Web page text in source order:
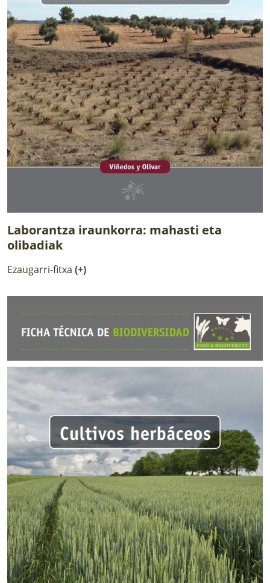
Laborantza iraunkorra: mahasti eta
olibadiak
Ezaugarri-fitxa (+)